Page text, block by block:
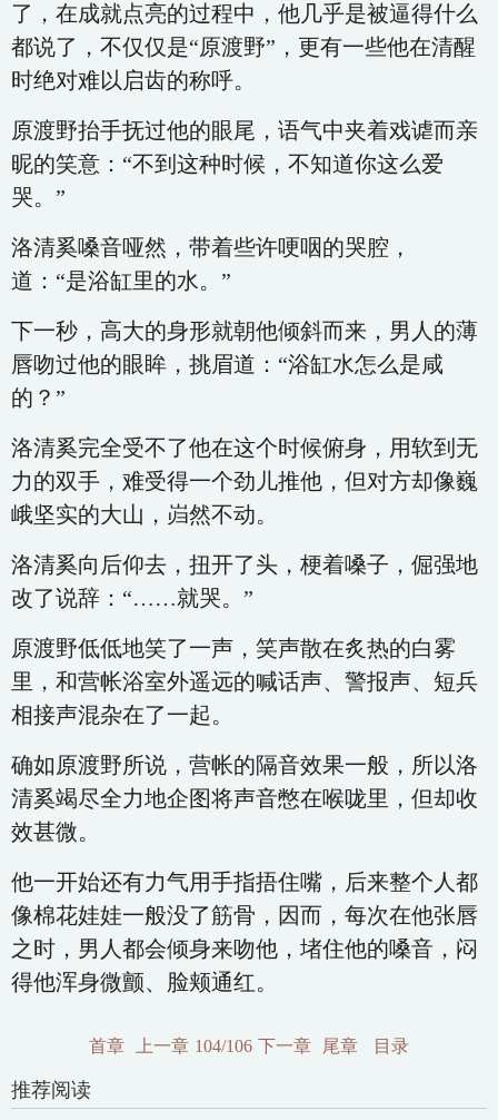
了，在成就点亮的过程中，他几乎是被逼得什么
都说了，不仅仅是“原渡野”，更有一些他在清醒
时绝对难以启齿的称呼。
原渡野抬手抚过他的眼尾，语气中夹着戏谑而亲
昵的笑意：“不到这种时候，不知道你这么爱
哭。”
洛清奚嗓音哑然，带着些许哽咽的哭腔，
道：“是浴缸里的水。”
下一秒，高大的身形就朝他倾斜而来，男人的薄
唇吻过他的眼眸，挑眉道：“浴缸水怎么是咸
的？”
洛清奚完全受不了他在这个时候俯身，用软到无
力的双手，难受得一个劲儿推他，但对方却像巍
峨坚实的大山，岿然不动。
洛清奚向后仰去，扭开了头，梗着嗓子，倔强地
改了说辞：“……就哭。”
原渡野低低地笑了一声，笑声散在炙热的白雾
里，和营帐浴室外遥远的喊话声、警报声、短兵
相接声混杂在了一起。
确如原渡野所说，营帐的隔音效果一般，所以洛
清奚竭尽全力地企图将声音憋在喉咙里，但却收
效甚微。
他一开始还有力气用手指捂住嘴，后来整个人都
像棉花娃娃一般没了筋骨，因而，每次在他张唇
之时，男人都会倾身来吻他，堵住他的嗓音，闷
得他浑身微颤、脸颊通红。
首章 上一章 104/106 下一章 尾章 目录
推荐阅读